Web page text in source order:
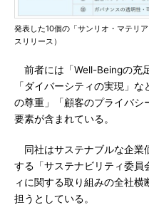
発表した10個の「サンリオ・マテリ
スリリース）
前者には「Well-Beingの充
「ダイバーシティの実現」
の尊重」「顧客のプライバシ
要素が含まれている。
同社はサステナブルな企業
する「サステナビリティ委員
ィに関する取り組みの全社
担うとしている。